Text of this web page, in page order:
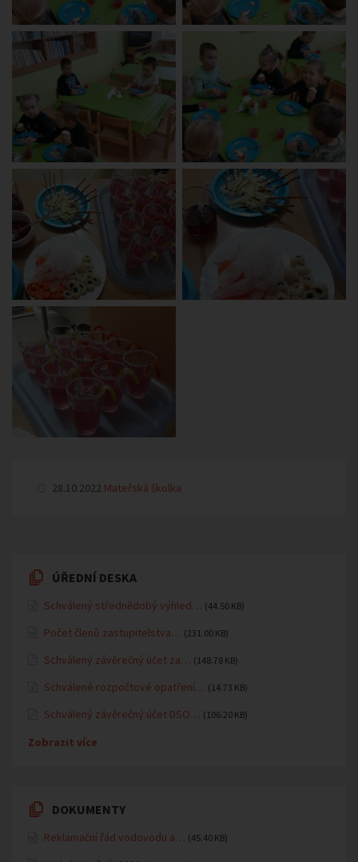
28.10.2022 Mateřská školka
ÚŘEDNÍ DESKA
Schválený střednědobý výhled… (44.50 KB)
Počet členů zastupitelstva… (231.00 KB)
Schválený závěrečný účet za… (148.78 KB)
Schválené rozpočtové opatření… (14.73 KB)
Schválený závěrečný účet DSO… (106.20 KB)
Zobrazit více
DOKUMENTY
Reklamační řád vodovodu a… (45.40 KB)